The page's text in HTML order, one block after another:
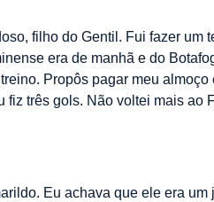
filho do Gentil. Fui fazer um
era de manhã e do
Propôs pagar meu
três gols. Não voltei mais ao
Eu achava que ele era